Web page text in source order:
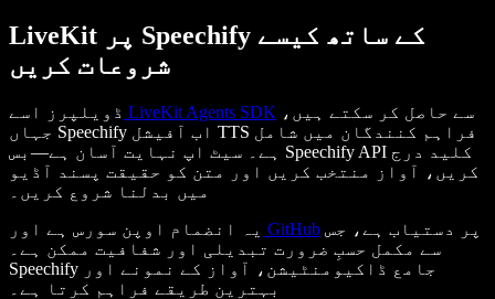
LiveKit پر Speechify کے ساتھ کیسے
ڈویلپرز اسے LiveKit Agents SDK
جہاں Speechify اب آفیشل TTS فراہم کنندگان میں شامل
ہے۔ سیٹ اپ نہایت آسان ہے—بس Speechify API کلید درج
کریں، آواز منتخب کریں اور متن کو حقیقت پسند آڈیو
میں بدلنا شروع کریں۔
یہ انضمام اوپن سورس ہے اور GitHub
سے مکمل حسبِ ضرورت تبدیلی اور شفافیت ممکن ہے۔
Speechify جامع ڈاکیومنٹیشن، آواز کے نمونے اور
بہترین طریقے فراہم کرتا ہے۔